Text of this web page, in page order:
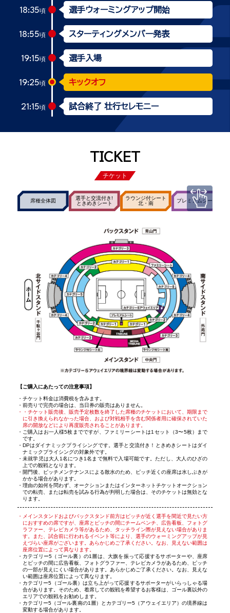
18:35頃 選手ウォーミングアップ開始
18:55頃 スターティングメンバー発表
19:15頃 選手入場
19:25頃 キックオフ
21:15頃 試合終了 壮行セレモニー
TICKET
チケット
席種全体図
選手と交流付き!
ときめきシート
ラウンジ付シート
北・南
プレミアムシート
【ご購入にあたっての注意事項】
チケット料金は消費税を含みます。
前売りで完売の場合は、当日券の販売はありません。
・チケット販売後、販売予定枚数を終了した席種のチケットにおいて、期限まで
に引き換えられなかった場合、および対戦相手を含む関係者用に確保されていた
席の開放などにより再度販売されることがあります。
ご購入はお一人様5枚までですが、ファミリーシートは1セット（3〜5枚）まで
です。
DPはダイナミックプライシングです。選手と交流付き！ときめきシートはダイ
ナミックプライシングの対象外です。
未就学児は大人1名につき1名まで無料で入場可能です。ただし、大人のひざの
上での観戦となります。
開門後、ピッチメンテナンスによる散水のため、ピッチ近くの座席は水しぶきが
かかる場合があります。
理由の如何を問わず、オークションまたはインターネットチケットオークション
での転売、または転売を試みる行為が判明した場合は、そのチケットは無効とな
ります。
メインスタンドおよびバックスタンド前方はピッチが近く選手を間近で見たい方
におすすめの席ですが、座席とピッチの間にチームベンチ、広告看板、フォトグ
ラファー、テレビカメラ等があるため、タッチライン際が見えない場合がありま
す。また、試合前に行われるイベント等により、選手のウォーミングアップが見
えづらい座席がございます。あらかじめご了承ください。なお、見えない範囲は
座席位置によって異なります。
カテゴリー5（ゴール裏）の1層は、大旗を振って応援するサポーターや、座席
とピッチの間に広告看板、フォトグラファー、テレビカメラがあるため、ピッチ
の一部が見えにくい場合があります。あらかじめご了承ください。なお、見えな
い範囲は座席位置によって異なります。
カテゴリー5（ゴール裏）は立ち上がって応援するサポーターがいらっしゃる場
合があります。そのため、着席しての観戦を希望するお客様は、ゴール裏以外の
エリアでの観戦をお勧めします。
カテゴリー5（ゴール裏南の1層）とカテゴリー5（アウェイエリア）の境界線は
変動する場合があります。